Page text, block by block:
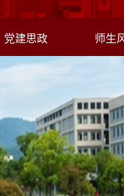
党建思政 师生